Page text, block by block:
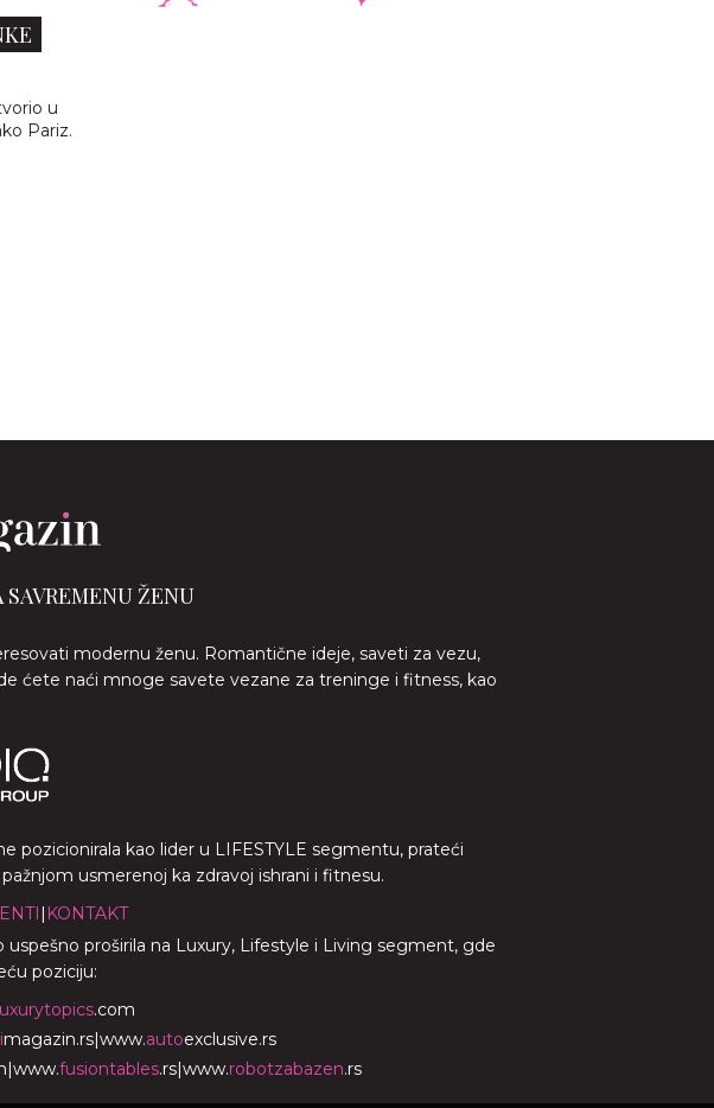
u
Pariz.
ŽENU
modernu ženu. Romantične ideje, saveti za vezu,
ćete naći mnoge savete vezane za treninge i fitness, kao
pozicionirala kao lider u LIFESTYLE segmentu, prateći
usmerenoj ka zdravoj ishrani i fitnesu.
| KONTAKT
uspešno proširila na Luxury, Lifestyle i Living segment, gde
poziciju:
.com
magazin.rs|www.autoexclusive.rs
|www.fusiontables.rs|www.robotzabazen.rs